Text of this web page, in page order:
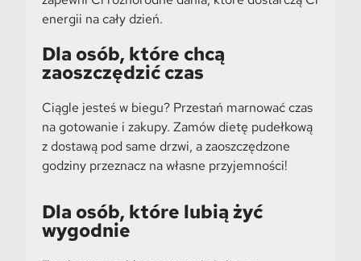
energii na cały dzień.
Dla osób, które chcą
zaoszczędzić czas
Ciągle jesteś w biegu? Przestań marnować czas
na gotowanie i zakupy. Zamów dietę pudełkową
z dostawą pod same drzwi, a zaoszczędzone
godziny przeznacz na własne przyjemności!
Dla osób, które lubią żyć
wygodnie